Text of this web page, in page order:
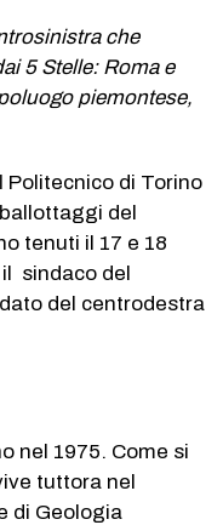
che
5 Stelle: Roma e
piemontese,
Politecnico di Torino
del
tenuti il 17 e 18
sindaco del
del centrodestra
nel 1975. Come si
tuttora nel
di Geologia